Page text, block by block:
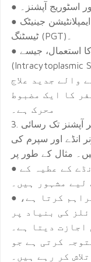
اسٹوریج آپشنز۔
● جینیاتی عوارض کی نشاندہی کے لیے پری ایمپلانٹیشن جینیٹک
● جدید تولیدی تکنیکوں کا استعمال، جیسے ICSI
والے جدید علاج
کا ایک مضبوط
محرک ہے۔
آپشنز تک رسائی
انڈے اور سپرم کی
● اسپین اور یونان اپنے گمنام انڈے کے عطیہ کے
مشہور ہیں۔
● امریکہ غیر گمنام ڈونر آپشنز فراہم کرتا ہے،
کی بنیاد پر
اجازت دیتا ہے۔
کرتی ہے جو
کر رہے ہیں۔